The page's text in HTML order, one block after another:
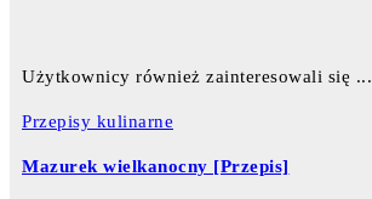
Użytkownicy również zainteresowali się ...
Przepisy kulinarne
Mazurek wielkanocny [Przepis]